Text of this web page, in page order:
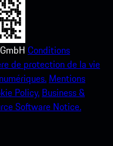
Conditions
de protection de la vie
Mentions
Policy. Business &
Software Notice.